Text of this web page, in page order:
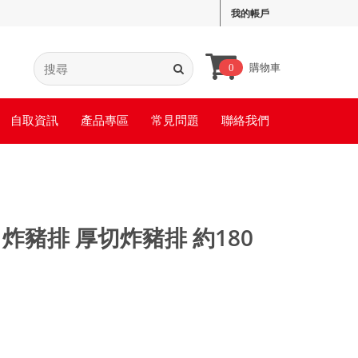
我的帳戶
0 購物車
自取資訊 產品專區 常見問題 聯絡我們
豬排 厚切炸豬排 約180